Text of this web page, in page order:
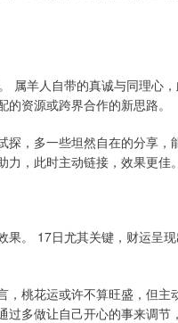
属羊人自带的真诚与同理心
资源或跨界合作的新思路。
探，多一些坦然自在的分享
，此时主动链接，效果更佳。
果。 17日尤其关键，财运呈
，桃花运或许不算旺盛，但
多做让自己开心的事来调节